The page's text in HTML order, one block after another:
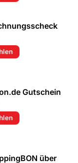
Gutschein
über